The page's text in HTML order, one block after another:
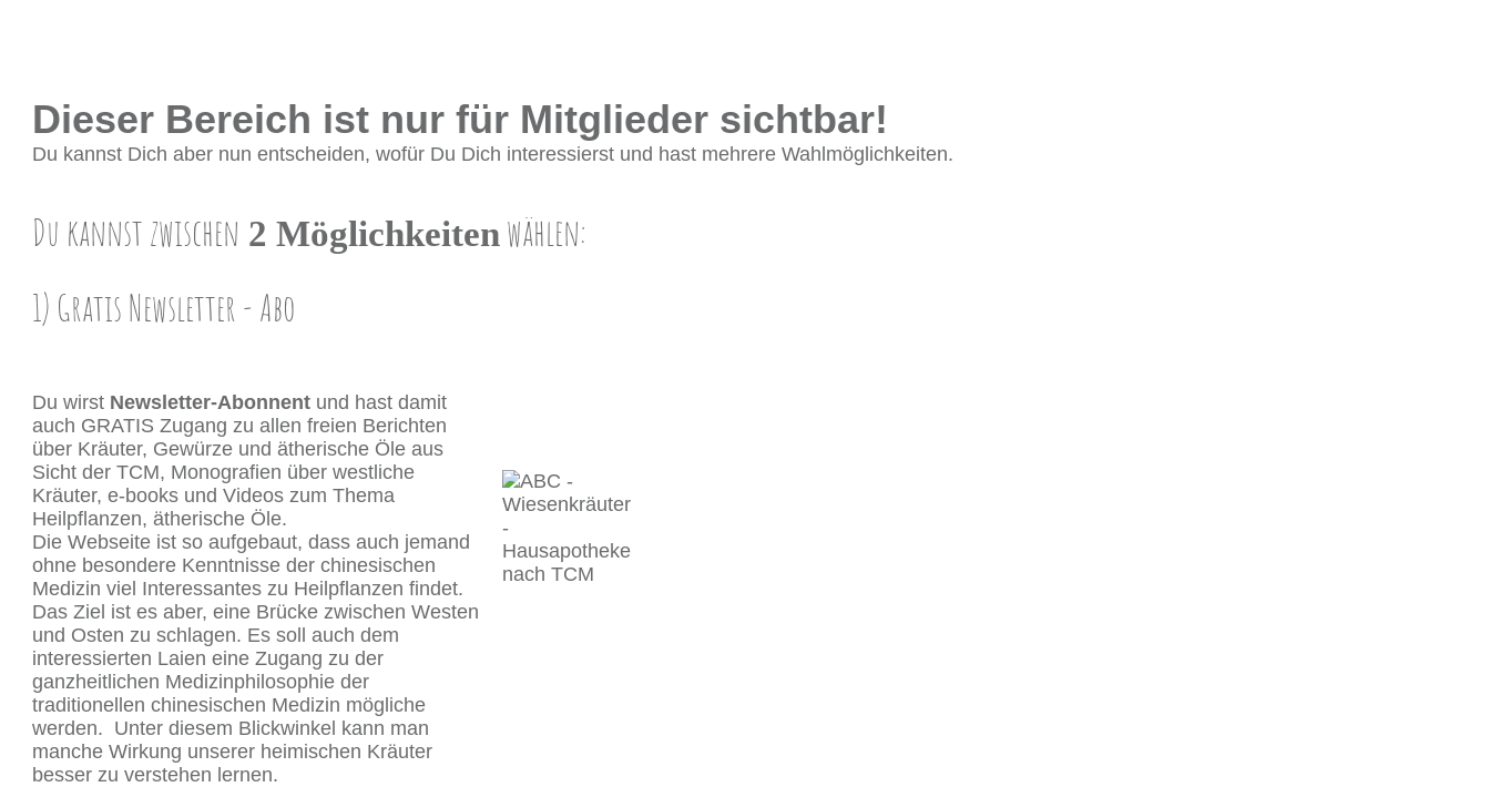
Dieser Bereich ist nur für Mitglieder sichtbar!
Du kannst Dich aber nun entscheiden, wofür Du Dich interessierst und hast mehrere Wahlmöglichkeiten.
Du kannst zwischen 2 Möglichkeiten wählen:
1) Gratis Newsletter ​- Abo
Du wirst Newsletter-Abonnent und hast damit
auch GRATIS Zugang zu allen freien Berichten
über Kräuter, Gewürze und ätherische Öle aus
Sicht der TCM, Monografien über westliche
Kräuter, e-books und Videos zum Thema
Heilpflanzen, ätherische Öle.
Die Webseite ist so aufgebaut, dass auch jemand
ohne besondere Kenntnisse der chinesischen
Medizin viel Interessantes zu Heilpflanzen findet.
Das Ziel ist es aber, eine Brücke zwischen Westen
und Osten zu schlagen. Es soll auch dem
interessierten Laien eine Zugang zu der
ganzheitlichen Medizinphilosophie der
traditionellen chinesischen Medizin mögliche
werden. Unter diesem Blickwinkel kann man
manche Wirkung unserer heimischen Kräuter
besser zu verstehen lernen.